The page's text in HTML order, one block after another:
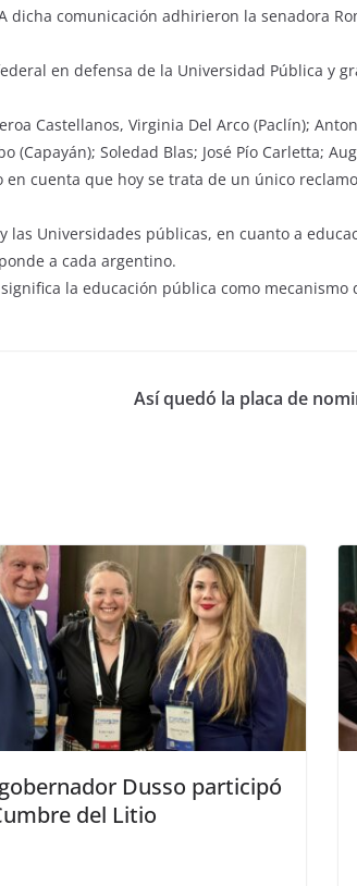
comunicación adhirieron la senadora
en defensa de la Universidad Pública y
Castellanos, Virginia Del Arco (Paclín);
(Capayán); Soledad Blas; José Pío Carletta;
cuenta que hoy se trata de un único
las Universidades públicas, en cuanto a
a cada argentino.
la educación pública como
Así quedó la placa de
Dusso participó
del Litio